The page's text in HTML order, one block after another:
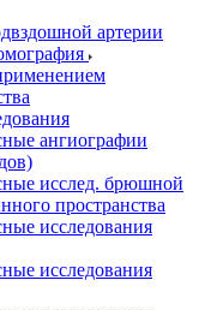
артерии
ангиографии
исслед. брюшной
пространства
исследования
исследования